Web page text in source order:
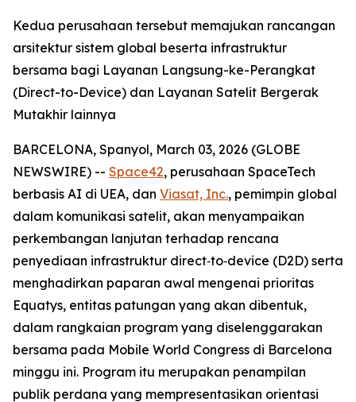
Kedua perusahaan tersebut memajukan rancangan
arsitektur sistem global beserta infrastruktur
bersama bagi Layanan Langsung-ke-Perangkat
(Direct-to-Device) dan Layanan Satelit Bergerak
Mutakhir lainnya
BARCELONA, Spanyol, March 03, 2026 (GLOBE
NEWSWIRE) -- Space42, perusahaan SpaceTech
berbasis AI di UEA, dan Viasat, Inc., pemimpin global
dalam komunikasi satelit, akan menyampaikan
perkembangan lanjutan terhadap rencana
penyediaan infrastruktur direct‑to‑device (D2D) serta
menghadirkan paparan awal mengenai prioritas
Equatys, entitas patungan yang akan dibentuk,
dalam rangkaian program yang diselenggarakan
bersama pada Mobile World Congress di Barcelona
minggu ini. Program itu merupakan penampilan
publik perdana yang mempresentasikan orientasi